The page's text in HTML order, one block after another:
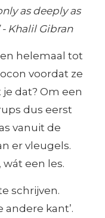
as deeply as
Khalil Gibran
helemaal tot
voordat ze
dat? Om een
dus eerst
vanuit de
er vleugels.
een les.
schrijven.
andere kant’.